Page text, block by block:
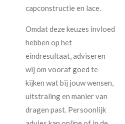
capconstructie en lace.
Omdat deze keuzes invloed
hebben op het
eindresultaat, adviseren
wij om vooraf goed te
kijken wat bij jouw wensen,
uitstraling en manier van
dragen past. Persoonlijk